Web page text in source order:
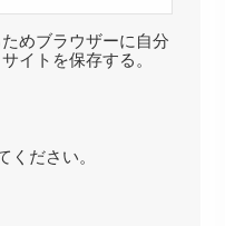
めブラウザーに自分
イトを保存する。
ください。